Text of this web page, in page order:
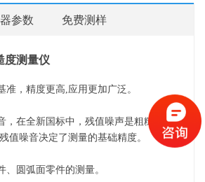
参数 免费测样
度测量仪
准，精度更高,应用更加广泛。
，在全新国标中，残值噪声是粗糙度测
值噪音决定了测量的基础精度。
、圆弧面零件的测量。